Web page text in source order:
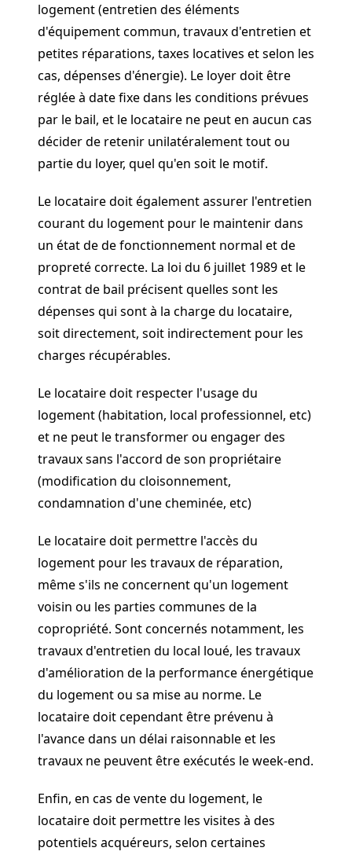
logement (entretien des éléments
d'équipement commun, travaux d'entretien et
petites réparations, taxes locatives et selon les
cas, dépenses d'énergie). Le loyer doit être
réglée à date fixe dans les conditions prévues
par le bail, et le locataire ne peut en aucun cas
décider de retenir unilatéralement tout ou
partie du loyer, quel qu'en soit le motif.
Le locataire doit également assurer l'entretien
courant du logement pour le maintenir dans
un état de de fonctionnement normal et de
propreté correcte. La loi du 6 juillet 1989 et le
contrat de bail précisent quelles sont les
dépenses qui sont à la charge du locataire,
soit directement, soit indirectement pour les
charges récupérables.
Le locataire doit respecter l'usage du
logement (habitation, local professionnel, etc)
et ne peut le transformer ou engager des
travaux sans l'accord de son propriétaire
(modification du cloisonnement,
condamnation d'une cheminée, etc)
Le locataire doit permettre l'accès du
logement pour les travaux de réparation,
même s'ils ne concernent qu'un logement
voisin ou les parties communes de la
copropriété. Sont concernés notamment, les
travaux d'entretien du local loué, les travaux
d'amélioration de la performance énergétique
du logement ou sa mise au norme. Le
locataire doit cependant être prévenu à
l'avance dans un délai raisonnable et les
travaux ne peuvent être exécutés le week-end.
Enfin, en cas de vente du logement, le
locataire doit permettre les visites à des
potentiels acquéreurs, selon certaines